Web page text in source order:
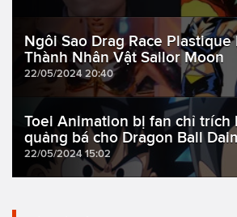
Ngôi Sao Drag Race Plastique
Thành Nhân Vật Sailor Moon
22/05/2024 20:40
Toei Animation bị fan chỉ trích
quảng bá cho Dragon Ball
22/05/2024 15:02